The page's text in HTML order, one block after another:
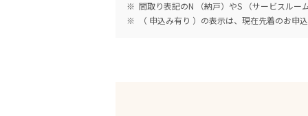
間取り表記のN （納戸）やS （サービスル
（ 申込み有り ）の表示は、現在先着のお